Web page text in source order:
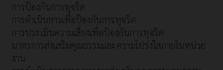
การป้องกันการทุจริต
การดำเนินการเพื่อป้องกันการทุจริต
การประเมินความเสี่ยงเพื่อป้องกันการทุจริต
มาตรการส่งเสริมคุณธรรมและความโปร่งใสภายในหน่วย
งาน